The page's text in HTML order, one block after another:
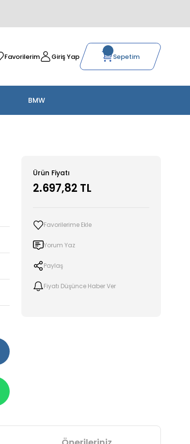
Favorilerim Giriş Yap Sepetim
BMW
Ürün Fiyatı
2.697,82 TL
Yorum Yaz
Paylaş
Fiyatı Düşünce Haber Ver